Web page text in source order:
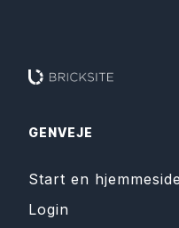
GENVEJE
Start en hjemmeside
Login